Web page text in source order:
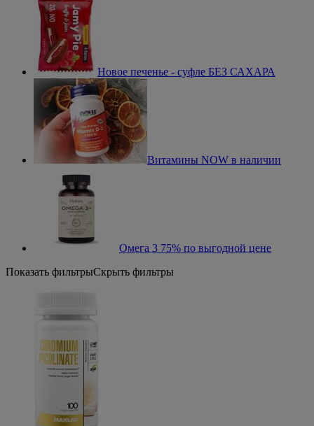
Новое печенье - суфле БЕЗ САХАРА
Витамины NOW в наличии
Омега 3 75% по выгодной цене
Показать фильтрыСкрыть фильтры